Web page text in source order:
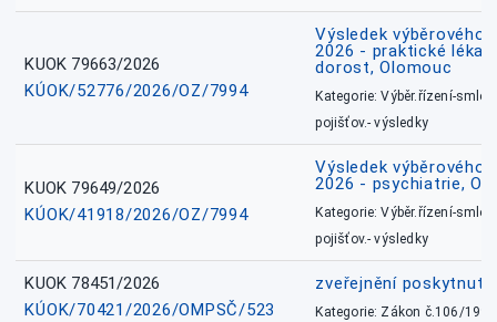
KUOK 79663/2026
KÚOK/52776/2026/OZ/7994
Výsledek výběrového
2026 - praktické
dorost, Olomouc
Kategorie: Výběr.řízení-
pojišťov.- výsledky
KUOK 79649/2026
KÚOK/41918/2026/OZ/7994
Výsledek výběrového
2026 - psychiatrie,
Kategorie: Výběr.řízení-
pojišťov.- výsledky
KUOK 78451/2026
KÚOK/70421/2026/OMPSČ/523
zveřejnění
Kategorie: Zákon č.106/1999